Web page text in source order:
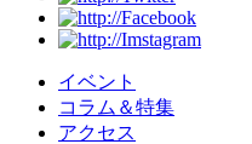
イベント
コラム＆特集
アクセス